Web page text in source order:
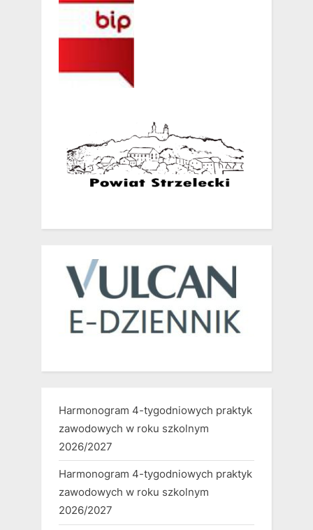
Harmonogram 4-tygodniowych praktyk
zawodowych w roku szkolnym
2026/2027
Harmonogram 4-tygodniowych praktyk
zawodowych w roku szkolnym
2026/2027